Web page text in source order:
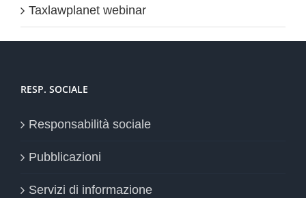
Taxlawplanet webinar
RESP. SOCIALE
Responsabilità sociale
Pubblicazioni
Servizi di informazione